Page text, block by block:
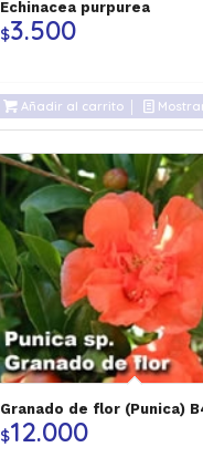
Echinacea purpurea
$3.500
Añadir al carrito
Granado de flor (Punica)
$12.000